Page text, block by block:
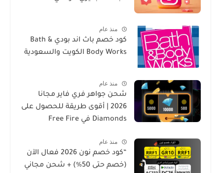
منذ عام
كود خصم باث اند بودي Bath &
Body Works الكويت والسعودية
منذ عام
شحن جواهر فري فاير مجانا
2026 | أقوى طريقة للحصول على
Diamonds في Free Fire
منذ عام
“كود خصم نون 2026 فعال الآن
(خصم حتى 50%) + شحن مجاني